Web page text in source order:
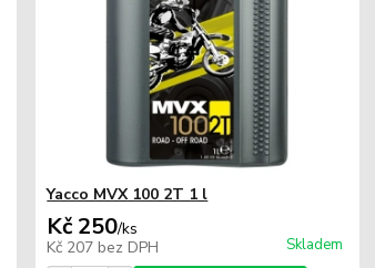
Yacco MVX 100 2T 1 l
Kč 250/ks
Kč 207 bez DPH Skladem